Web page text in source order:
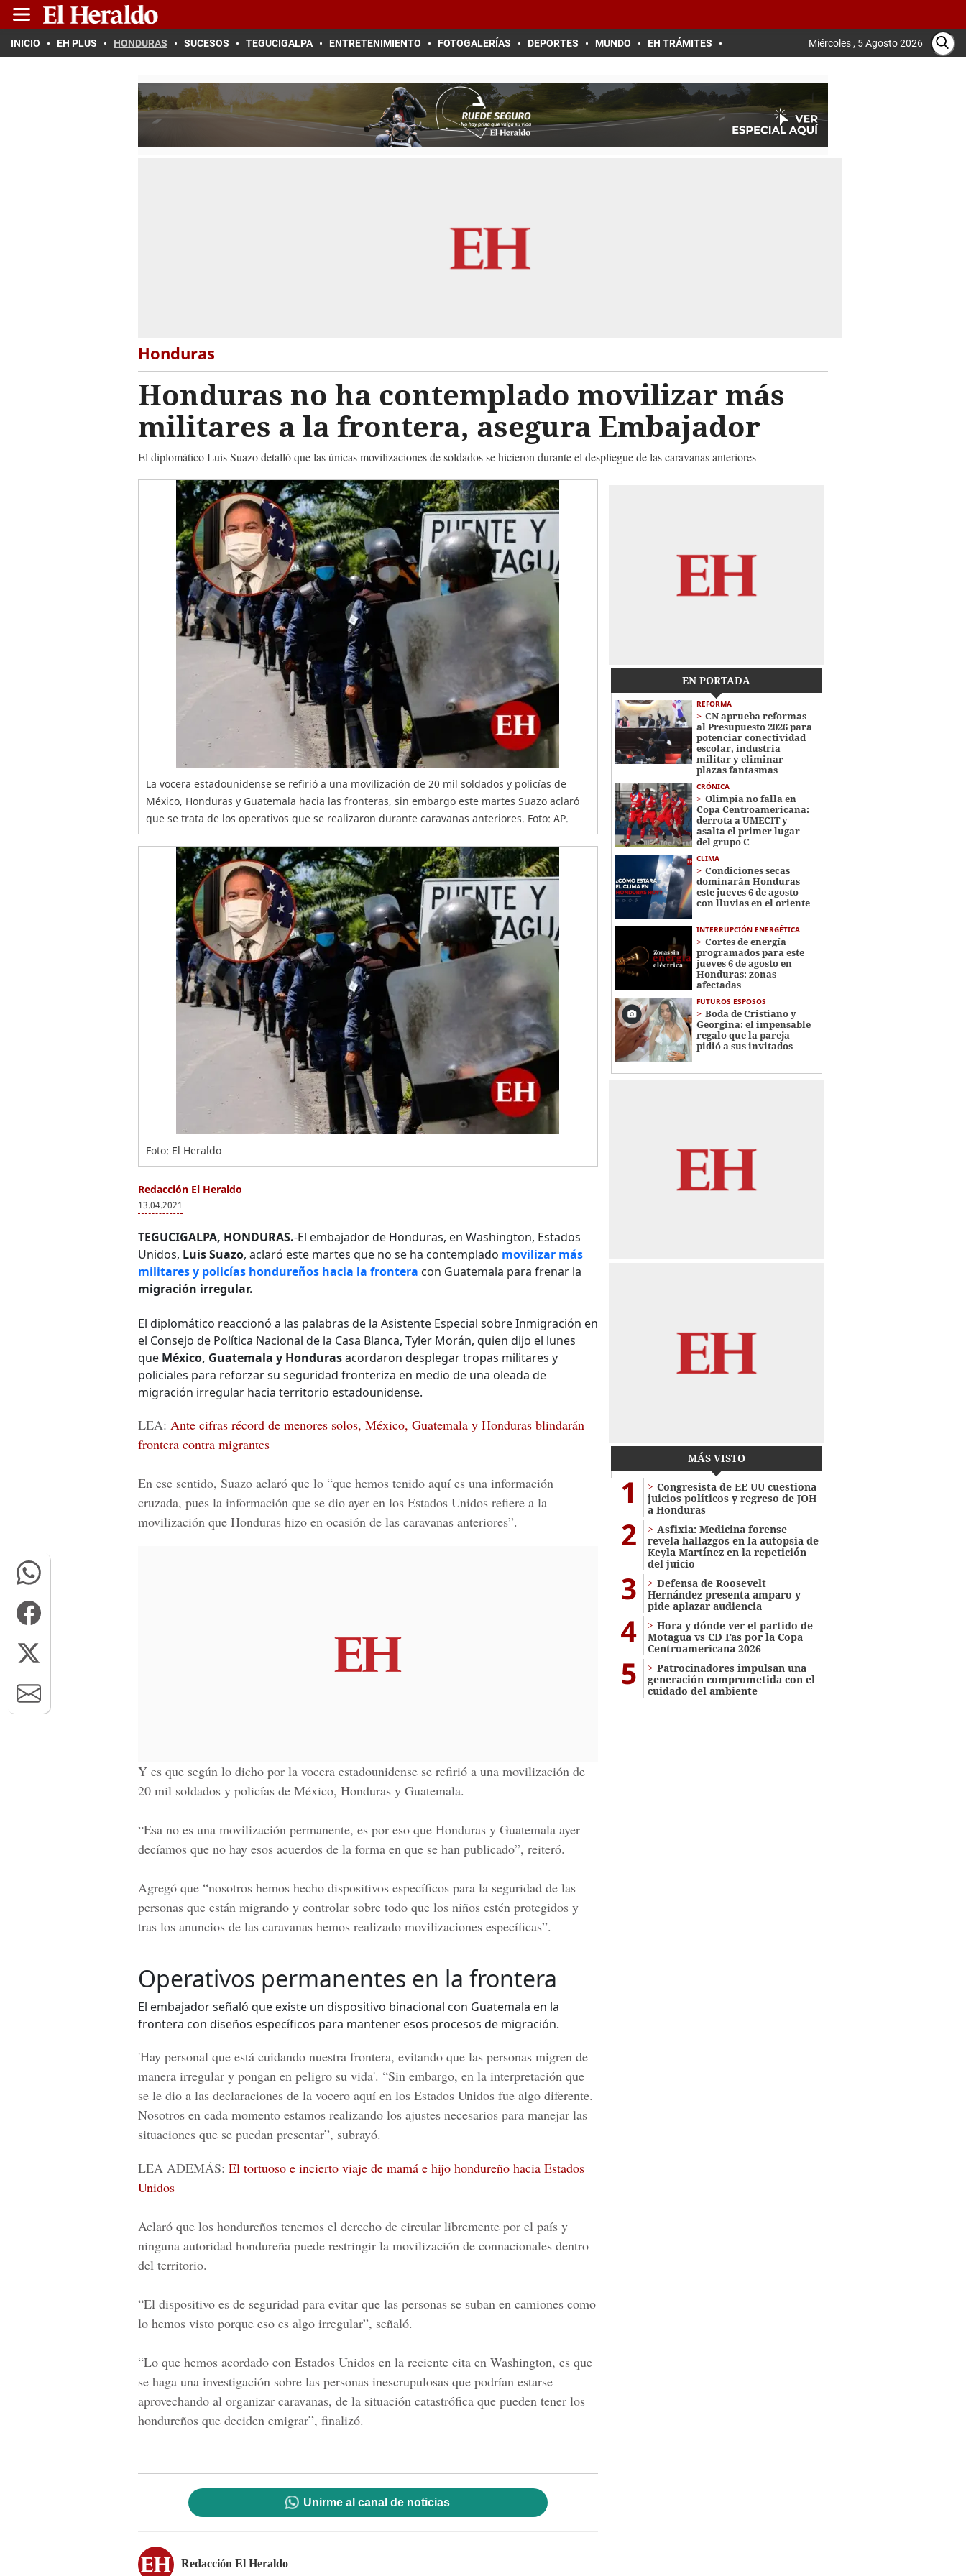
INICIO EH PLUS HONDURAS SUCESOS TEGUCIGALPA ENTRETENIMIENTO FOTOGALERÍAS DEPORTES MUNDO EH TRÁMITES Miércoles , 5 Agosto 2026
Honduras
Honduras no ha contemplado movilizar más
militares a la frontera, asegura Embajador
El diplomático Luis Suazo detalló que las únicas movilizaciones de soldados se hicieron durante el despliegue de las caravanas anteriores
La vocera estadounidense se refirió a una movilización de 20 mil soldados y policías de
México, Honduras y Guatemala hacia las fronteras, sin embargo este martes Suazo aclaró
que se trata de los operativos que se realizaron durante caravanas anteriores. Foto: AP.
Foto: El Heraldo
Redacción El Heraldo
13.04.2021
TEGUCIGALPA, HONDURAS.-El embajador de Honduras, en Washington, Estados
Unidos, Luis Suazo, aclaró este martes que no se ha contemplado movilizar más
militares y policías hondureños hacia la frontera con Guatemala para frenar la
migración irregular.
El diplomático reaccionó a las palabras de la Asistente Especial sobre Inmigración en
el Consejo de Política Nacional de la Casa Blanca, Tyler Morán, quien dijo el lunes
que México, Guatemala y Hondurasacordaron desplegar tropas militares y
policiales para reforzar su seguridad fronteriza en medio de una oleada de
migración irregular hacia territorio estadounidense.
LEA: Ante cifras récord de menores solos, México, Guatemala y Honduras blindarán
frontera contra migrantes
En ese sentido, Suazo aclaró que lo “que hemos tenido aquí es una información
cruzada, pues la información que se dio ayer en los Estados Unidos refiere a la
movilización que Honduras hizo en ocasión de las caravanas anteriores”.
Y es que según lo dicho por la vocera estadounidense se refirió a una movilización de
20 mil soldados y policías de México, Honduras y Guatemala.
“Esa no es una movilización permanente, es por eso que Honduras y Guatemala ayer
decíamos que no hay esos acuerdos de la forma en que se han publicado”, reiteró.
Agregó que “nosotros hemos hecho dispositivos específicos para la seguridad de las
personas que están migrando y controlar sobre todo que los niños estén protegidos y
tras los anuncios de las caravanas hemos realizado movilizaciones específicas”.
Operativos permanentes en la frontera
El embajador señaló que existe un dispositivo binacional con Guatemala en la
frontera con diseños específicos para mantener esos procesos de migración.
'Hay personal que está cuidando nuestra frontera, evitando que las personas migren de
manera irregular y pongan en peligro su vida'. “Sin embargo, en la interpretación que
se le dio a las declaraciones de la vocero aquí en los Estados Unidos fue algo diferente.
Nosotros en cada momento estamos realizando los ajustes necesarios para manejar las
situaciones que se puedan presentar”, subrayó.
LEA ADEMÁS: El tortuoso e incierto viaje de mamá e hijo hondureño hacia Estados
Unidos
Aclaró que los hondureños tenemos el derecho de circular libremente por el país y
ninguna autoridad hondureña puede restringir la movilización de connacionales dentro
del territorio.
“El dispositivo es de seguridad para evitar que las personas se suban en camiones como
lo hemos visto porque eso es algo irregular”, señaló.
“Lo que hemos acordado con Estados Unidos en la reciente cita en Washington, es que
se haga una investigación sobre las personas inescrupulosas que podrían estarse
aprovechando al organizar caravanas, de la situación catastrófica que pueden tener los
hondureños que deciden emigrar”, finalizó.
Unirme al canal de noticias
Redacción El Heraldo
EN PORTADA
REFORMA
CN aprueba reformas
al Presupuesto 2026 para
potenciar conectividad
escolar, industria
militar y eliminar
plazas fantasmas
CRÓNICA
Olimpia no falla en
Copa Centroamericana:
derrota a UMECIT y
asalta el primer lugar
del grupo C
CLIMA
Condiciones secas
dominarán Honduras
este jueves 6 de agosto
con lluvias en el oriente
INTERRUPCIÓN ENERGÉTICA
Cortes de energía
programados para este
jueves 6 de agosto en
Honduras: zonas
afectadas
FUTUROS ESPOSOS
Boda de Cristiano y
Georgina: el impensable
regalo que la pareja
pidió a sus invitados
MÁS VISTO
1
Congresista de EE UU cuestiona
juicios políticos y regreso de JOH
a Honduras
2
Asfixia: Medicina forense
revela hallazgos en la autopsia de
Keyla Martínez en la repetición
del juicio
3
Defensa de Roosevelt
Hernández presenta amparo y
pide aplazar audiencia
4
Hora y dónde ver el partido de
Motagua vs CD Fas por la Copa
Centroamericana 2026
5
Patrocinadores impulsan una
generación comprometida con el
cuidado del ambiente